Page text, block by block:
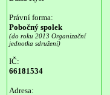
Právní forma:
Pobočný spolek
(do roku 2013 Organizační
jednotka sdružení)
IČ:
66181534
Adresa: